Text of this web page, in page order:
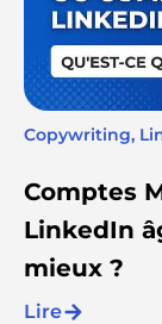
Copywriting,
Comptes
LinkedIn
mieux ?
Lire